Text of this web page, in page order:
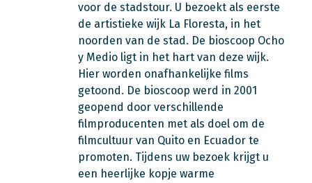
voor de stadstour. U bezoekt als eerste
de artistieke wijk La Floresta, in het
noorden van de stad. De bioscoop Ocho
y Medio ligt in het hart van deze wijk.
Hier worden onafhankelijke films
getoond. De bioscoop werd in 2001
geopend door verschillende
filmproducenten met als doel om de
filmcultuur van Quito en Ecuador te
promoten. Tijdens uw bezoek krijgt u
een heerlijke kopje warme